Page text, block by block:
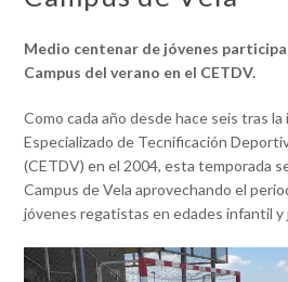
Medio centenar de jóvenes
Campus del verano en el CETDV.
Como cada año desde hace seis tras
Especializado de Tecnificación
(CETDV) en el 2004, esta temporada
Campus de Vela aprovechando el
jóvenes regatistas en edades infantil y